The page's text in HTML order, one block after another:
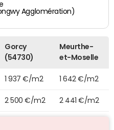
Agglomération)
Gorcy
(54730)
Meurthe-
et-Moselle
1 937 €/m2 1 642 €/m2
2 500 €/m2 2 441 €/m2